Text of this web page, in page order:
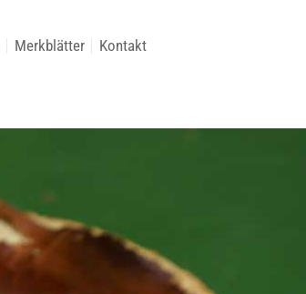
Merkblätter Kontakt